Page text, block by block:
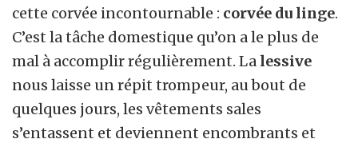
cette corvée incontournable : corvée du linge.
C’est la tâche domestique qu’on a le plus de
mal à accomplir régulièrement. La lessive
nous laisse un répit trompeur, au bout de
quelques jours, les vêtements sales
s’entassent et deviennent encombrants et